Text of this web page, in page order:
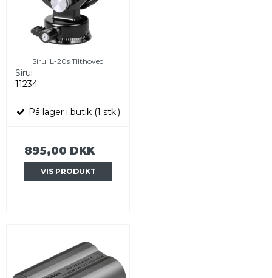
Sirui L-20s Tilthoved
Sirui
11234
På lager i butik (1 stk.)
895,00 DKK
VIS PRODUKT